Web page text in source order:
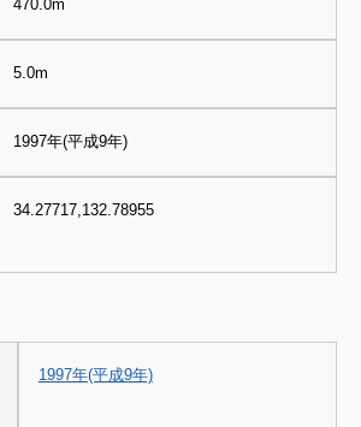
470.0m
5.0m
1997年(平成9年)
34.27717,132.78955
1997年(平成9年)